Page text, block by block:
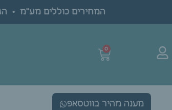
המחירים כוללים מע"מ •
0
מענה מהיר בווטסאפ